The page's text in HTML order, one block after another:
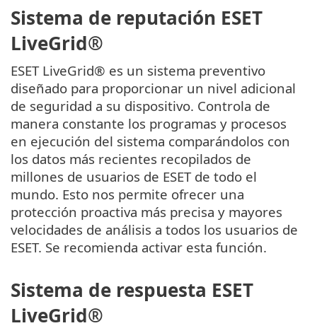
Sistema de reputación ESET
LiveGrid®
ESET LiveGrid® es un sistema preventivo
diseñado para proporcionar un nivel adicional
de seguridad a su dispositivo. Controla de
manera constante los programas y procesos
en ejecución del sistema comparándolos con
los datos más recientes recopilados de
millones de usuarios de ESET de todo el
mundo. Esto nos permite ofrecer una
protección proactiva más precisa y mayores
velocidades de análisis a todos los usuarios de
ESET. Se recomienda activar esta función.
Sistema de respuesta ESET
LiveGrid®